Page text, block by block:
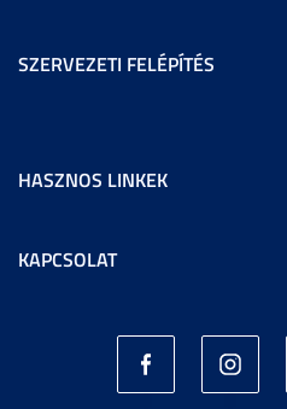
SZERVEZETI FELÉPÍTÉS
HASZNOS LINKEK
KAPCSOLAT